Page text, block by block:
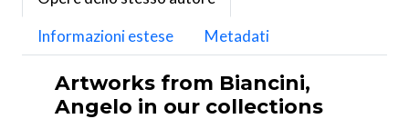
Informazioni estese
Metadati
Artworks from Biancini,
Angelo in our collections